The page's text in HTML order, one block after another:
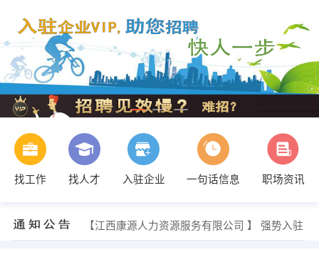
找工作 找人才 入驻企业 一句话信息 职场资讯
【江西康源人力资源服务有限公司 】 强势入驻